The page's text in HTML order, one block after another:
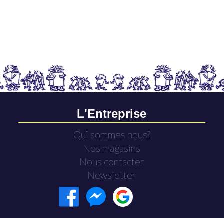
L'Entreprise
Qui sommes nous?
Nos magasins
Nous contacter
Newsletter